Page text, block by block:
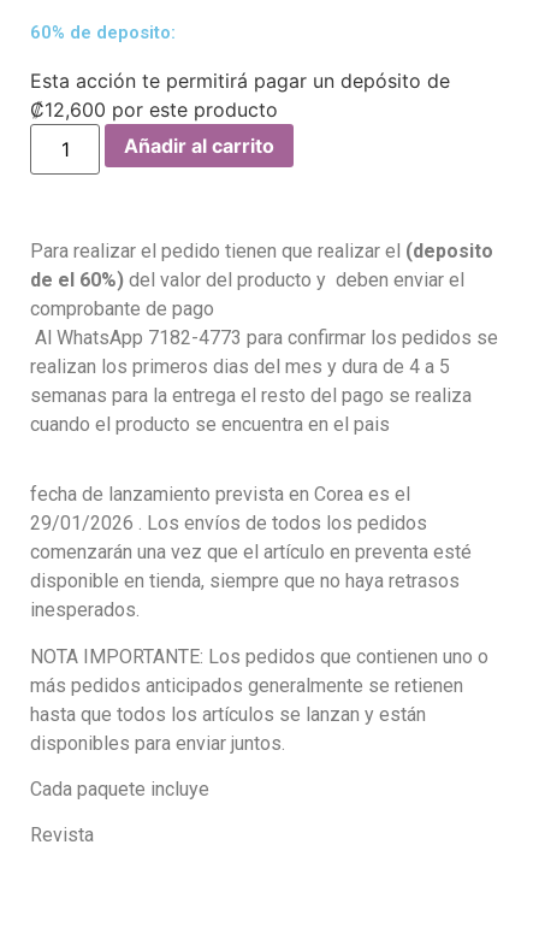
60% de deposito:
Esta acción te permitirá pagar un depósito de
₡12,600 por este producto
Añadir al carrito
Para realizar el pedido tienen que realizar el (deposito
de el 60%) del valor del producto y deben enviar el
comprobante de pago
Al WhatsApp 7182-4773 para confirmar los pedidos se
realizan los primeros dias del mes y dura de 4 a 5
semanas para la entrega el resto del pago se realiza
cuando el producto se encuentra en el pais
fecha de lanzamiento prevista en Corea es el
29/01/2026 . Los envíos de todos los pedidos
comenzarán una vez que el artículo en preventa esté
disponible en tienda, siempre que no haya retrasos
inesperados.
NOTA IMPORTANTE: Los pedidos que contienen uno o
más pedidos anticipados generalmente se retienen
hasta que todos los artículos se lanzan y están
disponibles para enviar juntos.
Cada paquete incluye
Revista